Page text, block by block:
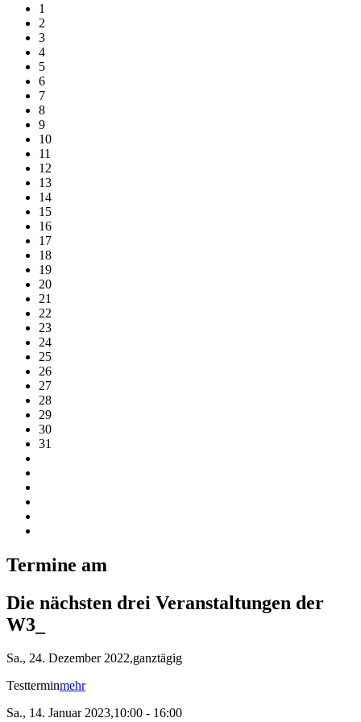
1
2
3
4
5
6
7
8
9
10
11
12
13
14
15
16
17
18
19
20
21
22
23
24
25
26
27
28
29
30
31
Termine am
Die nächsten drei Veranstaltungen der
W3_
Sa., 24. Dezember 2022,ganztägig
Testterminmehr
Sa., 14. Januar 2023,10:00 - 16:00